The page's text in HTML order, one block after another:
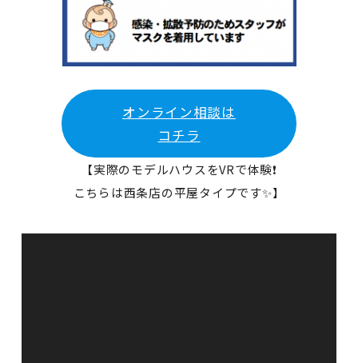
オンライン相談は
コチラ
【実際のモデルハウスをVRで体験❗
こちらは西条店の平屋タイプです✨】